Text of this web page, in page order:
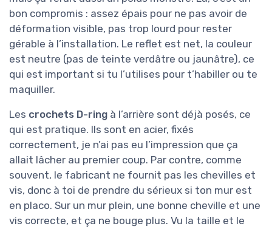
bon compromis : assez épais pour ne pas avoir de
déformation visible, pas trop lourd pour rester
gérable à l’installation. Le reflet est net, la couleur
est neutre (pas de teinte verdâtre ou jaunâtre), ce
qui est important si tu l’utilises pour t’habiller ou te
maquiller.
Les crochets D-ring à l’arrière sont déjà posés, ce
qui est pratique. Ils sont en acier, fixés
correctement, je n’ai pas eu l’impression que ça
allait lâcher au premier coup. Par contre, comme
souvent, le fabricant ne fournit pas les chevilles et
vis, donc à toi de prendre du sérieux si ton mur est
en placo. Sur un mur plein, une bonne cheville et une
vis correcte, et ça ne bouge plus. Vu la taille et le